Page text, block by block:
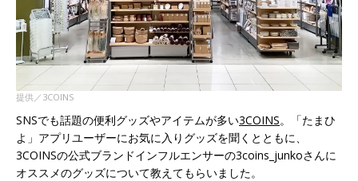
提供／3COINS
SNSでも話題の便利グッズやアイテムが多い3COINS。「たまひ
よ」アプリユーザーにお気に入りグッズを聞くとともに、
3COINSの公式ブランドインフルエンサーの3coins_junkoさんに
オススメのグッズについて教えてもらいました。